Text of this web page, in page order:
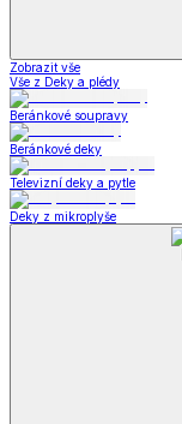
Zobrazit vše
Vše z Deky a plédy
Beránkové soupravy
Beránkové deky
Televizní deky a pytle
Deky z mikroplyše